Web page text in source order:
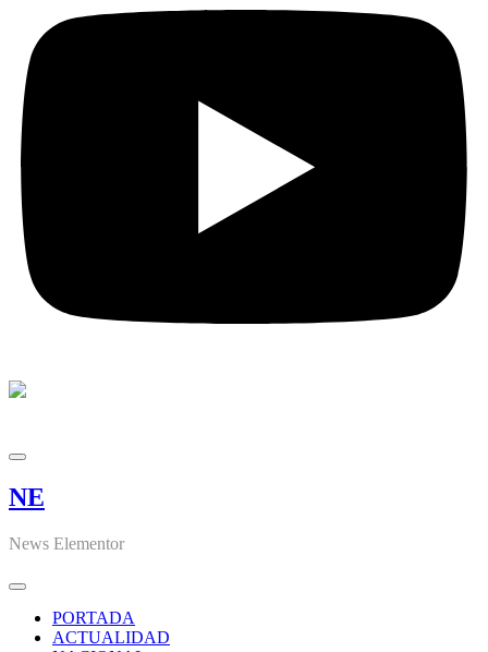
NE
News Elementor
PORTADA
ACTUALIDAD